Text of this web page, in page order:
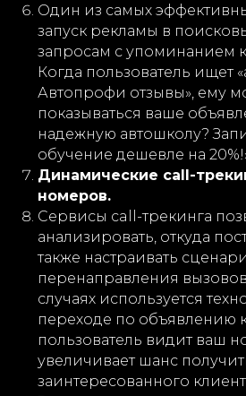
Один из самых
запуск рекламы в
запросам с упоминанием
Когда пользователь ищет
Автопрофи отзывы», ему
показываться ваше
надежную автошколу?
обучение дешевле на
Динамические call-
номеров.
Сервисы call-трекинга
анализировать, откуда
также настраивать
перенаправления
случаях используется
переходе по объявлению
пользователь видит ваш
увеличивает шанс
заинтересованного